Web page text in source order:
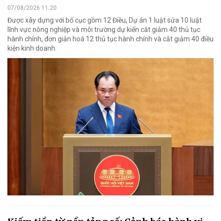
07/08/2026 11:20
Được xây dựng với bố cục gồm 12 Điều, Dự án 1 luật sửa 10 luật
lĩnh vực nông nghiệp và môi trường dự kiến cắt giảm 40 thủ tục
hành chính, đơn giản hoá 12 thủ tục hành chính và cắt giảm 40 điều
kiện kinh doanh.